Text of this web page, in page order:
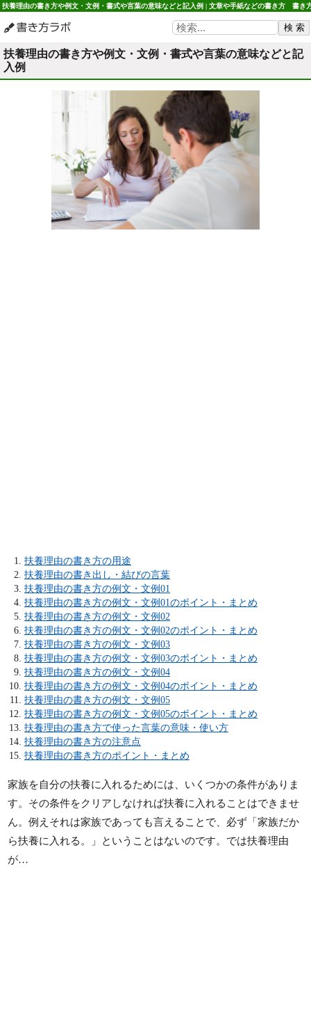
扶養理由の書き方や例文・文例・書式や言葉の意味などと記入例 | 文章や手紙などの書き方 書き
扶養理由の書き方や例文・文例・書式や言葉の意味などと記
入例
扶養理由の書き方の用途
扶養理由の書き出し・結びの言葉
扶養理由の書き方の例文・文例01
扶養理由の書き方の例文・文例01のポイント・まとめ
扶養理由の書き方の例文・文例02
扶養理由の書き方の例文・文例02のポイント・まとめ
扶養理由の書き方の例文・文例03
扶養理由の書き方の例文・文例03のポイント・まとめ
扶養理由の書き方の例文・文例04
扶養理由の書き方の例文・文例04のポイント・まとめ
扶養理由の書き方の例文・文例05
扶養理由の書き方の例文・文例05のポイント・まとめ
扶養理由の書き方で使った言葉の意味・使い方
扶養理由の書き方の注意点
扶養理由の書き方のポイント・まとめ
家族を自分の扶養に入れるためには、いくつかの条件がありま
す。その条件をクリアしなければ扶養に入れることはできませ
ん。例えそれは家族であっても言えることで、必ず「家族だか
ら扶養に入れる。」ということはないのです。では扶養理由
が…